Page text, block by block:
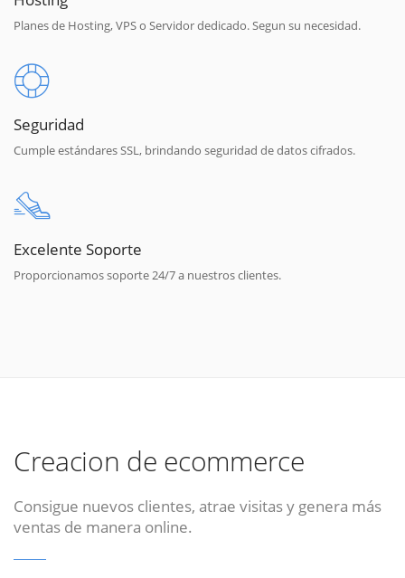
Planes de Hosting, VPS o Servidor dedicado. Segun su necesidad.
Seguridad
Cumple estándares SSL, brindando seguridad de datos cifrados.
Excelente Soporte
Proporcionamos soporte 24/7 a nuestros clientes.
Creacion de ecommerce
Consigue nuevos clientes, atrae visitas y genera más
ventas de manera online.